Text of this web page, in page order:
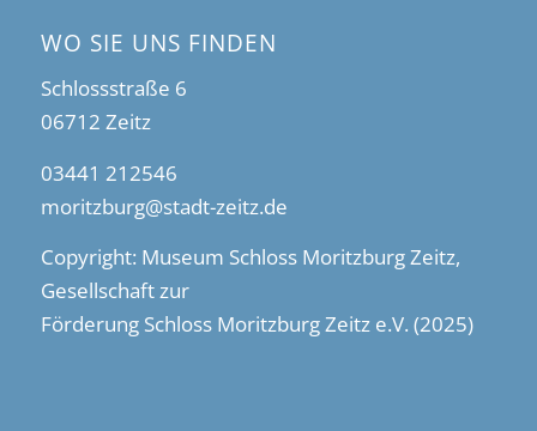
WO SIE UNS FINDEN
Schlossstraße 6
06712 Zeitz
03441 212546
moritzburg@stadt-zeitz.de
Copyright: Museum Schloss Moritzburg Zeitz,
Gesellschaft zur
Förderung Schloss Moritzburg Zeitz e.V. (2025)